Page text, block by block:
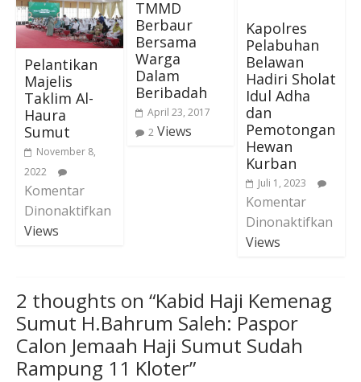
Pelantikan
Majelis
Taklim Al-
Haura
Sumut
November 8,
2022
Komentar
Dinonaktifkan
Views
TMMD
Berbaur
Bersama
Warga
Dalam
Beribadah
April 23, 2017
2 Views
Kapolres
Pelabuhan
Belawan
Hadiri Sholat
Idul Adha
dan
Pemotongan
Hewan
Kurban
Juli 1, 2023
Komentar
Dinonaktifkan
Views
2 thoughts on “Kabid Haji Kemenag
Sumut H.Bahrum Saleh: Paspor
Calon Jemaah Haji Sumut Sudah
Rampung 11 Kloter”